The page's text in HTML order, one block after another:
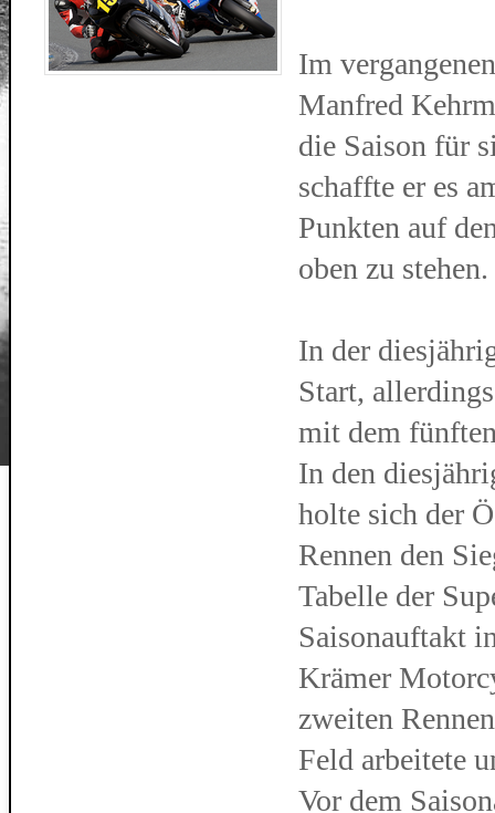
Im
Manfred
die Saison für
schaffte er es
Punkten auf
oben zu stehen.
In der
Start,
mit dem
In den
holte sich der
Rennen den
Tabelle der
Saisonauftakt
Krämer
zweiten
Feld arbeitete
Vor dem